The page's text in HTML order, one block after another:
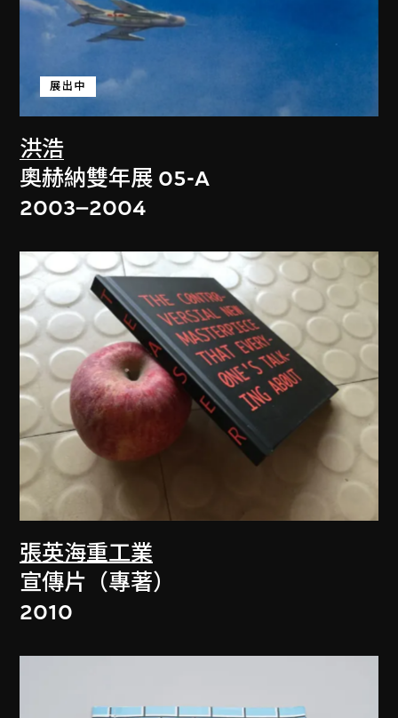
洪浩
展出中
奧赫納雙年展 05-A
2003–2004
張英海重工業
宣傳片（專著）
2010